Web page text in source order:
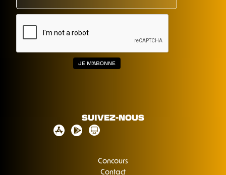
SUIVEZ-NOUS
Concours
Contact